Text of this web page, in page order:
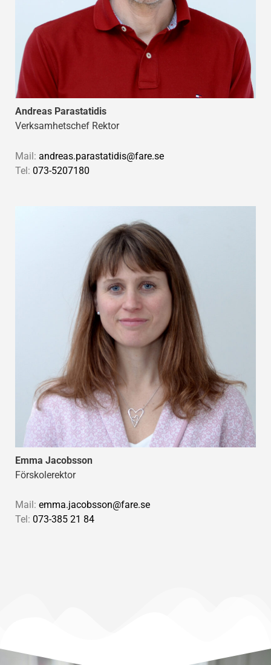
Andreas Parastatidis
Verksamhetschef Rektor
Mail: andreas.parastatidis@fare.se
Tel: 073-5207180
Emma Jacobsson
Förskolerektor
Mail: emma.jacobsson@fare.se
Tel: 073-385 21 84